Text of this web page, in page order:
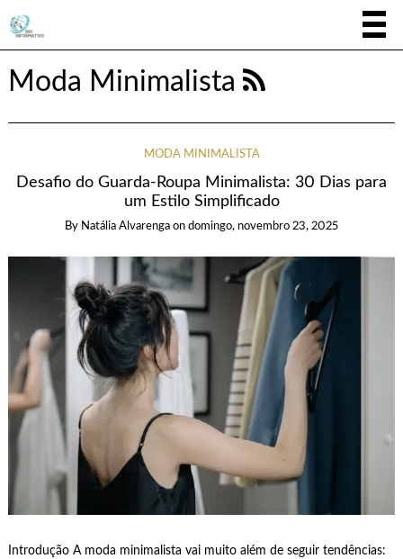
Moda Minimalista
MODA MINIMALISTA
Desafio do Guarda-Roupa Minimalista: 30 Dias para
um Estilo Simplificado
By Natália Alvarenga on domingo, novembro 23, 2025
Introdução A moda minimalista vai muito além de seguir tendências: